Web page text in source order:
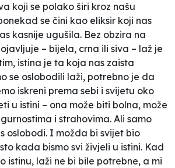
koji se polako širi kroz našu
se čini kao eliksir koji nas
kasnije ugušila. Bez obzira na
– bijela, crna ili siva – laž je
istina je ta koja nas zaista
se oslobodili laži, potrebno je da
iskreni prema sebi i svijetu oko
u istini – ona može biti bolna, može
i strahovima. Ali samo
oslobodi. I možda bi svijet bio
kada bismo svi živjeli u istini. Kad
istinu, laži ne bi bile potrebne, a mi